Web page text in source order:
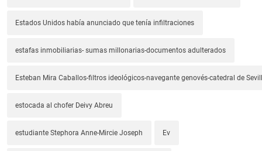
Estados Unidos había anunciado que tenía infiltraciones
estafas inmobiliarias- sumas millonarias-documentos adulterados
Esteban Mira Caballos-filtros ideológicos-navegante genovés-catedral de
estocada al chofer Deivy Abreu
estudiante Stephora Anne-Mircie Joseph Ev